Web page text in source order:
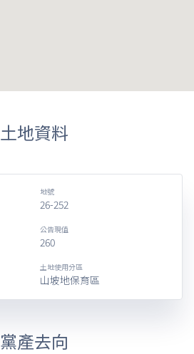
土地資料
地號
26-252
公告現值
260
土地使用分區
山坡地保育區
黨產去向